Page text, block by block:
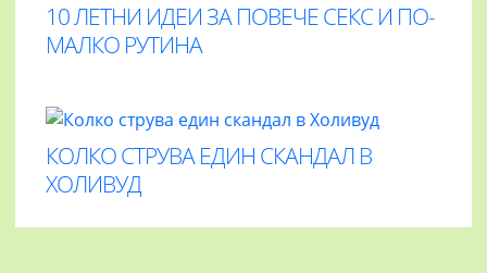
10 ЛЕТНИ ИДЕИ ЗА ПОВЕЧЕ СЕКС И ПО-
МАЛКО РУТИНА
КОЛКО СТРУВА ЕДИН СКАНДАЛ В
ХОЛИВУД